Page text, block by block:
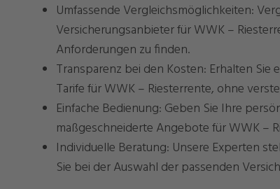
Umfassende Vergleichsmöglichkeiten:
Versicherungsanbieter für WWK –
Anforderungen zu finden.
Transparenz bei den Kosten: Erhalten
Tarife für WWK – Riesterrente, ohne
Einfache Bedienung: Geben Sie Ihre
maßgeschneiderte Angebote für WWK –
Individuelle Beratung: Unsere Experten
Sie bei der Auswahl der passenden